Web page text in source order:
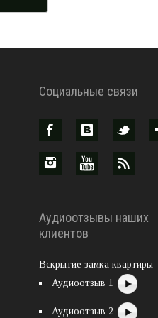
Социальные связи
Аудиоотзывы наших
клиентов
Вскрытие замка квартиры
Аудиоотзыв 1
Аудиоотзыв 2